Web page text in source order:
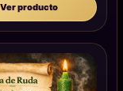
Ver producto